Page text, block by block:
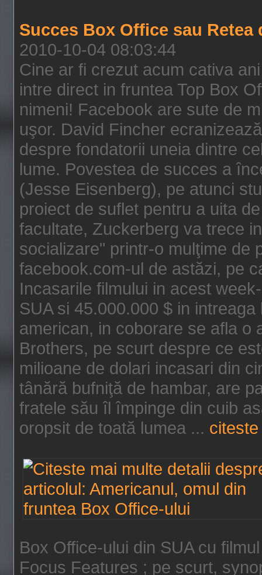
Succes Box Office sau Retea
2010-10-04 08:03:44
Cine ar fi crezut acum cativa
intre direct in fruntea Top Box
nimeni! Facebook are sute de
uşor. David Fincher
despre fondatorii uneia dintre
lume. Povestea de succes a
(Jesse Eisenberg), pe atunci
proiect de suflet pentru a uita
facultate, Zuckerberg va trece
socializare" printr-o mulţime de
facebook.com-ul de astăzi, pe
Incasarile filmului in acest
SUA si 45.000.000 $ in
american, in coborare se afla o
Brothers, pe scurt despre ce
milioane de dolari incasari din
tânără bufniţă de hambar, are
fratele său îl împinge din cuib
oropsit de toată lumea ...
Box Office-ului din SUA cu
Focus Features ; pe scurt,